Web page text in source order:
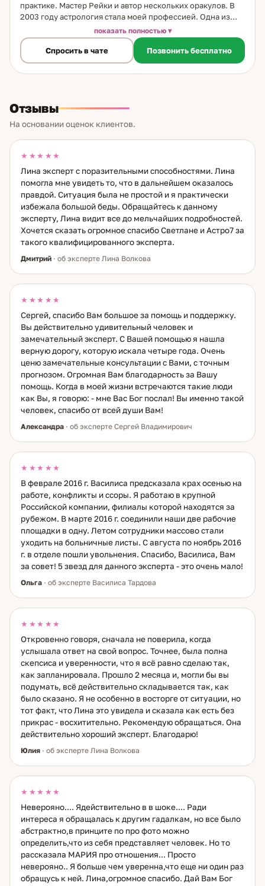
практике. Мастер Рейки и автор нескольких оракулов. В
2003 году астрология стала моей профессией. Одна из
моих ключевых специализаций — именология. Я
расшифровываю «гороскоп имени»: через имя человека
читается характер, жизненные приоритеты,
предназначение, карьерные возможности и типичные
сценарии в отношениях. Это работает — и это удивляет
должно работать на успех, а не создавать сопротивление.
что происходит прямо сейчас, какие скрытые тенденции,
каковы намерения людей. Это быстро, точно и конкретно.
Авторская техника «Зелёная матрица жизни» —
глубинных поведенческих блоков. Это то, что тянет назад,
повторяется из ситуации в ситуацию и не поддаётся
обычной работе над собой. Работаю с широким кругом
тем: судьба и предназначение, карьера и финансы,
отношения, бизнес. 50 лет в эзотерике — от первого
интереса подростка до Мастера. Я видела многое. Это
даёт глубину, которую не заменит никакой курс.
показать полностью
Спросить в чате Позвонить бесплатно
Отзывы
На основании оценок клиентов.
★★★★★
Лина эксперт с поразительными способностями. Лина
помогла мне увидеть то, что в дальнейшем оказалось
правдой. Ситуация была не простой и я практически
избежала большой беды. Обращайтесь к данному
эксперту, Лина видит все до мельчайших подробностей.
Хочется сказать огромное спасибо Светлане и Астро7 за
такого квалифицированного эксперта.
Дмитрий · об эксперте Лина Волкова
★★★★★
Сергей, спасибо Вам большое за помощь и поддержку.
Вы действительно удивительный человек и
замечательный эксперт. С Вашей помощью я нашла
верную дорогу, которую искала четыре года. Очень
ценю замечательные консультации с Вами, с точным
прогнозом. Огромная Вам благодарность за Вашу
помощь. Когда в моей жизни встречаются такие люди
как Вы, я говорю: - мне Вас Бог послал! Вы именно такой
человек, спасибо от всей души Вам!
Александра · об эксперте Сергей Владимирович
★★★★★
В феврале 2016 г. Василиса предсказала крах осенью на
работе, конфликты и ссоры. Я работаю в крупной
Российской компании, филиалы которой находятся за
рубежом. В марте 2016 г. соединили наши две рабочие
площадки в одну. Летом сотрудники массово стали
уходить на больничные листы. С августа по ноябрь 2016
г. в отделе пошли увольнения. Спасибо, Василиса, Вам
за совет! 5 звезд для данного эксперта - это очень мало!
Ольга · об эксперте Василиса Тардова
★★★★★
Откровенно говоря, сначала не поверила, когда
услышала ответ на свой вопрос. Точнее, была полна
скепсиса и уверенности, что я всё равно сделаю так,
как запланировала. Прошло 2 месяца и, могли бы вы
подумать, всё действительно складывается так, как
было сказано. Я не особенно в восторге от ситуации, но
тот факт, что Лина это увидела и сказала как есть без
прикрас - восхитительно. Рекомендую обращаться. Она
действительно хороший эксперт. Благодарю!
Юлия · об эксперте Лина Волкова
★★★★★
Неверояно.... Ядействительно в в шоке.... Ради
интереса я обращалась к другим гадалкам, но все было
абстрактно,в принците по про фото можно
определить,что из себя представляет человек. Но то
рассказала МАРИЯ про отношения... Просто
неверояно.. Я больше чем уверенна,что еще ни один раз
обращусь к ней. Лина,огромное спасибо. Дай Вам Бог